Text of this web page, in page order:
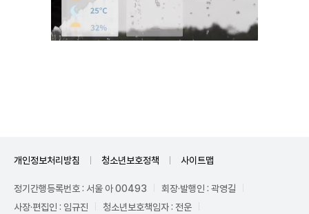
개인정보처리방침 청소년보호정책 사이트맵
정기간행등록번호 : 서울 아 00493
회장·발행인 : 곽영길
사장·편집인 : 임규진
청소년보호책임자 : 전운